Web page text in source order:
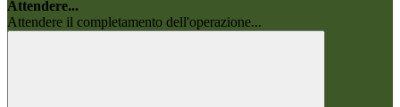
Attendere...
Attendere il completamento dell'operazione...